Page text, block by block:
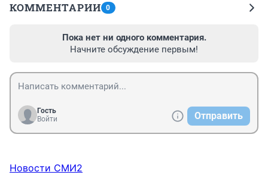
КОММЕНТАРИИ 0
Пока нет ни одного комментария.
Начните обсуждение первым!
Гость
Войти
Отправить
Новости СМИ2